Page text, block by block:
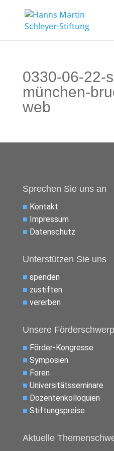
0330-06-22-
münchen-
web
Sprechen Sie uns an
■ Kontakt
■ Impressum
■ Datenschutz
Unterstützen Sie uns
■ spenden
■ zustiften
■ vererben
Unsere
■ Förder-Kongresse
■ Symposien
■ Foren
■ Universitätsseminare
■ Dozentenkolloquien
■ Stiftungspreise
Aktuelle